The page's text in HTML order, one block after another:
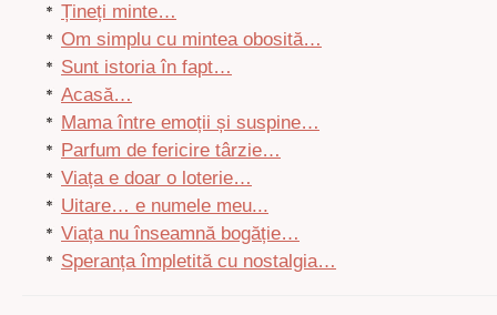
Țineți minte…
Om simplu cu mintea obosită…
Sunt istoria în fapt…
Acasă…
Mama între emoții și suspine…
Parfum de fericire târzie…
Viața e doar o loterie…
Uitare… e numele meu...
Viața nu înseamnă bogăție…
Speranța împletită cu nostalgia…